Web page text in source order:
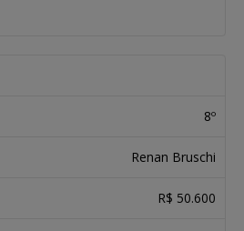
8º
Renan Bruschi
R$ 50.600